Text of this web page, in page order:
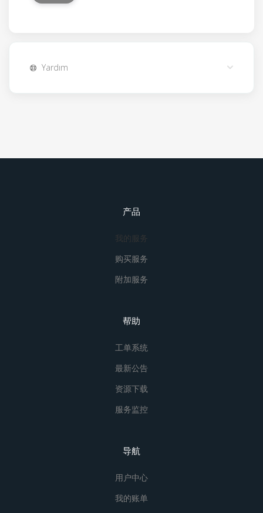
Yardım
产品
我的服务
购买服务
附加服务
帮助
工单系统
最新公告
资源下载
服务监控
导航
用户中心
我的账单